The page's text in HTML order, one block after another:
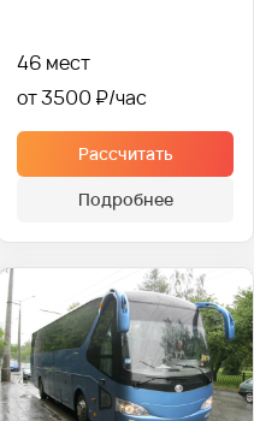
46 мест
от 3500 ₽
Рассчитать
Подробнее